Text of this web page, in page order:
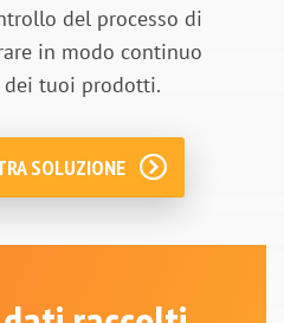
del processo di
in modo continuo
tuoi prodotti.
SOLUZIONE